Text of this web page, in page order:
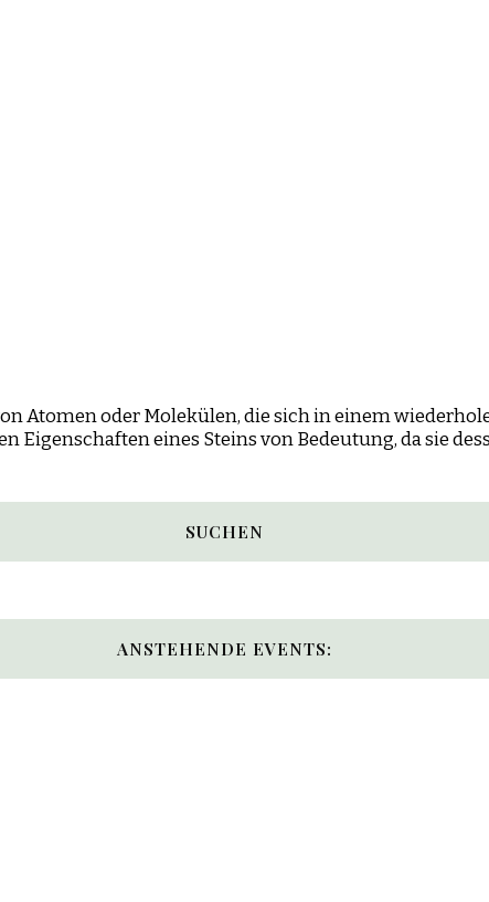
Atomen oder Molekülen, die sich in einem
eines Steins von Bedeutung, da sie
SUCHEN
ANSTEHENDE EVENTS: